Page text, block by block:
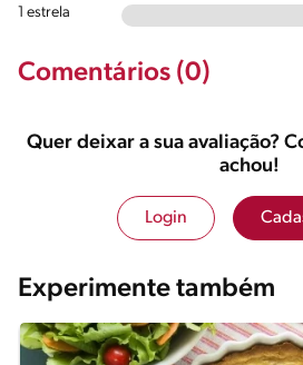
1 estrela
Comentários (0)
Quer deixar a sua avaliação?
achou!
Login
Experimente também